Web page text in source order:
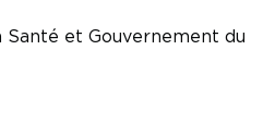
Santé et Gouvernement du